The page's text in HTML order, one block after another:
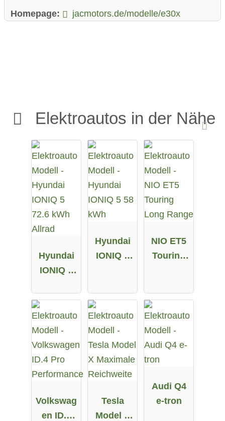
Homepage: jacmotors.de/modelle/e30x
Elektroautos in der Nähe
Hyundai
IONIQ 5
Allrad
Hyundai
IONIQ 5
NIO ET5
Touring
Volkswag
en ID.4
Tesla
Model X
Audi Q4
e-tron